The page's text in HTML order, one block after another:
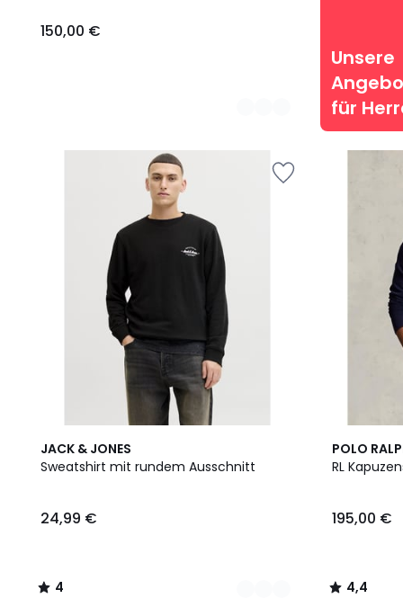
150,00 €
Unsere
für
JACK & JONES
Sweatshirt mit rundem Ausschnitt
24,99 €
4
/
2
Farben
4
POLO
RL
195,00 €
4,4
/ 5
4
Farben
4,4